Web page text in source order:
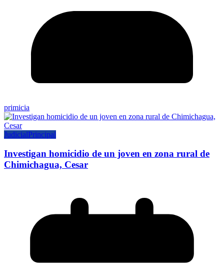
primicia
JudicialPrincipal
Investigan homicidio de un joven en zona rural de
Chimichagua, Cesar